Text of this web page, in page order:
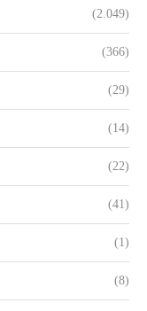
(2.049)
(366)
(29)
(14)
(22)
(41)
(1)
(8)